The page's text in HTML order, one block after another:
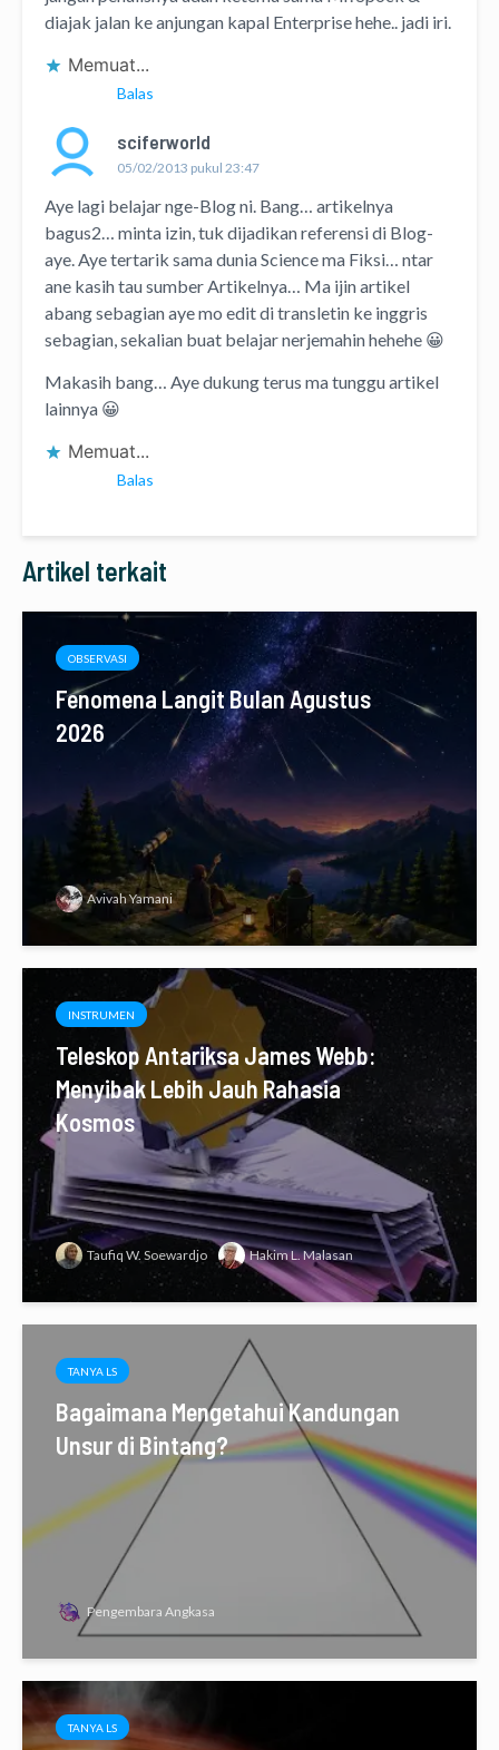
diajak jalan ke anjungan kapal Enterprise hehe.. jadi iri.
Memuat...
Balas
sciferworld
05/02/2013 pukul 23:47
Aye lagi belajar nge-Blog ni. Bang… artikelnya
bagus2… minta izin, tuk dijadikan referensi di Blog-
aye. Aye tertarik sama dunia Science ma Fiksi… ntar
ane kasih tau sumber Artikelnya… Ma ijin artikel
abang sebagian aye mo edit di transletin ke inggris
sebagian, sekalian buat belajar nerjemahin hehehe 😀
Makasih bang… Aye dukung terus ma tunggu artikel
lainnya 😀
Memuat...
Balas
Artikel terkait
OBSERVASI
Fenomena Langit Bulan Agustus
2026
Avivah Yamani
INSTRUMEN
Teleskop Antariksa James Webb:
Menyibak Lebih Jauh Rahasia
Kosmos
Taufiq W. Soewardjo Hakim L. Malasan
TANYA LS
Bagaimana Mengetahui Kandungan
Unsur di Bintang?
Pengembara Angkasa
TANYA LS